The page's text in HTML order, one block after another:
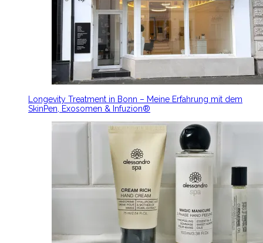
Longevity Treatment in Bonn – Meine Erfahrung mit dem
SkinPen, Exosomen & Infuzion®